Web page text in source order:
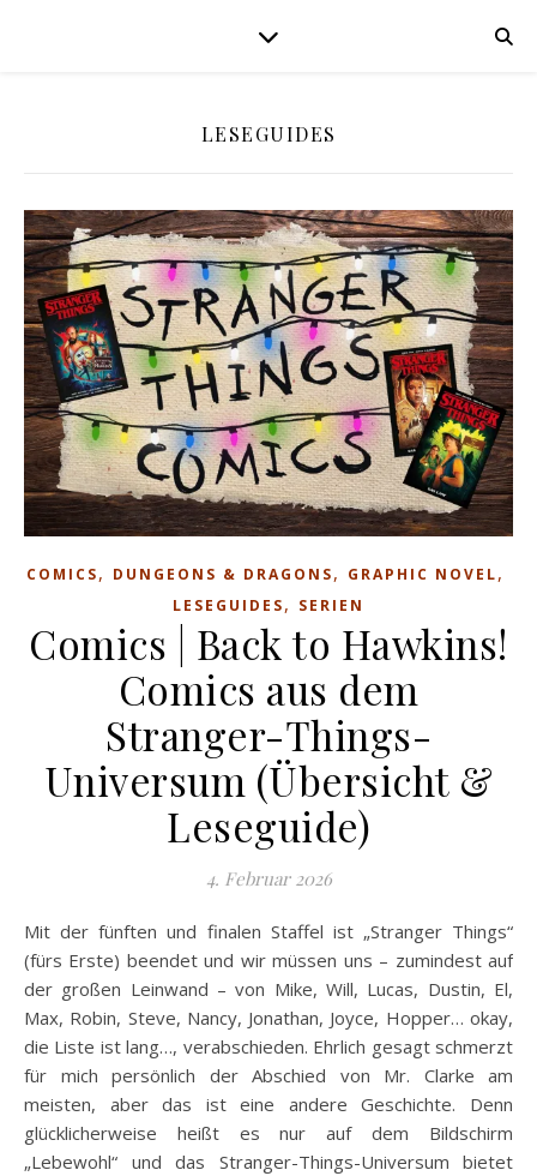
LESEGUIDES
COMICS, DUNGEONS & DRAGONS, GRAPHIC NOVEL,
LESEGUIDES, SERIEN
Comics | Back to Hawkins!
Comics aus dem
Stranger-Things-
Universum (Übersicht &
Leseguide)
4. Februar 2026
Mit der fünften und finalen Staffel ist „Stranger Things“
(fürs Erste) beendet und wir müssen uns – zumindest auf
der großen Leinwand – von Mike, Will, Lucas, Dustin, El,
Max, Robin, Steve, Nancy, Jonathan, Joyce, Hopper… okay,
die Liste ist lang…, verabschieden. Ehrlich gesagt schmerzt
für mich persönlich der Abschied von Mr. Clarke am
meisten, aber das ist eine andere Geschichte. Denn
glücklicherweise heißt es nur auf dem Bildschirm
„Lebewohl“ und das Stranger-Things-Universum bietet